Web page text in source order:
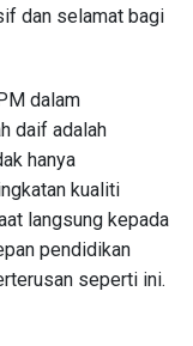
dan selamat bagi
dalam
daif adalah
hanya
kualiti
langsung kepada
pendidikan
seperti ini.